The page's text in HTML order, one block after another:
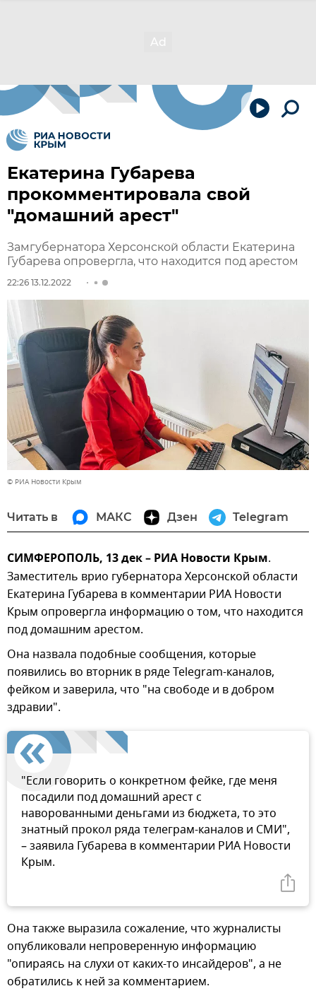
Екатерина Губарева
прокомментировала свой
"домашний арест"
Замгубернатора Херсонской области Екатерина
Губарева опровергла, что находится под арестом
22:26 13.12.2022
© РИА Новости Крым
Читать в МАКС Дзен Telegram
СИМФЕРОПОЛЬ, 13 дек – РИА Новости Крым.
Заместитель врио губернатора Херсонской области
Екатерина Губарева в комментарии РИА Новости
Крым опровергла информацию о том, что находится
под домашним арестом.
Она назвала подобные сообщения, которые
появились во вторник в ряде Telegram-каналов,
фейком и заверила, что "на свободе и в добром
здравии".
"Если говорить о конкретном фейке, где меня
посадили под домашний арест с
наворованными деньгами из бюджета, то это
знатный прокол ряда телеграм-каналов и СМИ",
– заявила Губарева в комментарии РИА Новости
Крым.
Она также выразила сожаление, что журналисты
опубликовали непроверенную информацию
"опираясь на слухи от каких-то инсайдеров", а не
обратились к ней за комментарием.